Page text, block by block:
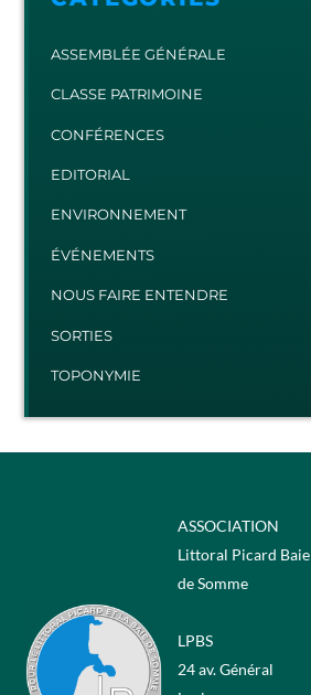
ASSEMBLÉE GÉNÉRALE
CLASSE PATRIMOINE
CONFÉRENCES
EDITORIAL
ENVIRONNEMENT
ÉVÉNEMENTS
NOUS FAIRE ENTENDRE
SORTIES
TOPONYMIE
ASSOCIATION
Littoral Picard Baie
de Somme
LPBS
24 av. Général